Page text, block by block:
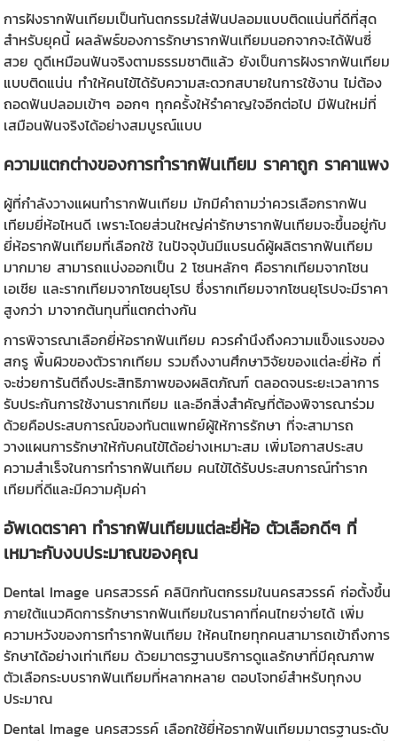
การฝังรากฟันเทียมเป็นทันตกรรมใส่ฟันปลอมแบบติดแน่นที่ดีที่สุด
สำหรับยุคนี้ ผลลัพธ์ของการรักษารากฟันเทียมนอกจากจะได้ฟันซี่
สวย ดูดีเหมือนฟันจริงตามธรรมชาติแล้ว ยังเป็นการฝังรากฟันเทียม
แบบติดแน่น ทำให้คนไข้ได้รับความสะดวกสบายในการใช้งาน ไม่ต้อง
ถอดฟันปลอมเข้าๆ ออกๆ ทุกครั้งให้รำคาญใจอีกต่อไป มีฟันใหม่ที่
เสมือนฟันจริงได้อย่างสมบูรณ์แบบ
ความแตกต่างของการทำรากฟันเทียม ราคาถูก ราคาแพง
ผู้ที่กำลังวางแผนทำรากฟันเทียม มักมีคำถามว่าควรเลือกรากฟัน
เทียมยี่ห้อไหนดี เพราะโดยส่วนใหญ่ค่ารักษารากฟันเทียมจะขึ้นอยู่กับ
ยี่ห้อรากฟันเทียมที่เลือกใช้ ในปัจจุบันมีแบรนด์ผู้ผลิตรากฟันเทียม
มากมาย สามารถแบ่งออกเป็น 2 โซนหลักๆ คือรากเทียมจากโซน
เอเชีย และรากเทียมจากโซนยุโรป ซึ่งรากเทียมจากโซนยุโรปจะมีราคา
สูงกว่า มาจากต้นทุนที่แตกต่างกัน
การพิจารณาเลือกยี่ห้อรากฟันเทียม ควรคำนึงถึงความแข็งแรงของ
สกรู พื้นผิวของตัวรากเทียม รวมถึงงานศึกษาวิจัยของแต่ละยี่ห้อ ที่
จะช่วยการันตีถึงประสิทธิภาพของผลิตภัณฑ์ ตลอดจนระยะเวลาการ
รับประกันการใช้งานรากเทียม และอีกสิ่งสำคัญที่ต้องพิจารณาร่วม
ด้วยคือประสบการณ์ของทันตแพทย์ผู้ให้การรักษา ที่จะสามารถ
วางแผนการรักษาให้กับคนไข้ได้อย่างเหมาะสม เพิ่มโอกาสประสบ
ความสำเร็จในการทำรากฟันเทียม คนไข้ได้รับประสบการณ์ทำราก
เทียมที่ดีและมีความคุ้มค่า
อัพเดตราคา ทำรากฟันเทียมแต่ละยี่ห้อ ตัวเลือกดีๆ ที่
เหมาะกับงบประมาณของคุณ
Dental Image นครสวรรค์ คลินิกทันตกรรมในนครสวรรค์ ก่อตั้งขึ้น
ภายใต้แนวคิดการรักษารากฟันเทียมในราคาที่คนไทยจ่ายได้ เพิ่ม
ความหวังของการทำรากฟันเทียม ให้คนไทยทุกคนสามารถเข้าถึงการ
รักษาได้อย่างเท่าเทียม ด้วยมาตรฐานบริการดูแลรักษาที่มีคุณภาพ
ตัวเลือกระบบรากฟันเทียมที่หลากหลาย ตอบโจทย์สำหรับทุกงบ
ประมาณ
Dental Image นครสวรรค์ เลือกใช้ยี่ห้อรากฟันเทียมมาตรฐานระดับ